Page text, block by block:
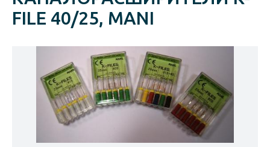
FILE 40/25, MANI